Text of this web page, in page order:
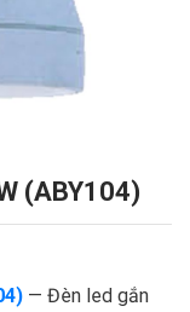
(ABY104)
— Đèn led gắn